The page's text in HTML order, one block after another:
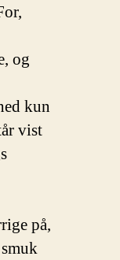
og
kun
vist
på,